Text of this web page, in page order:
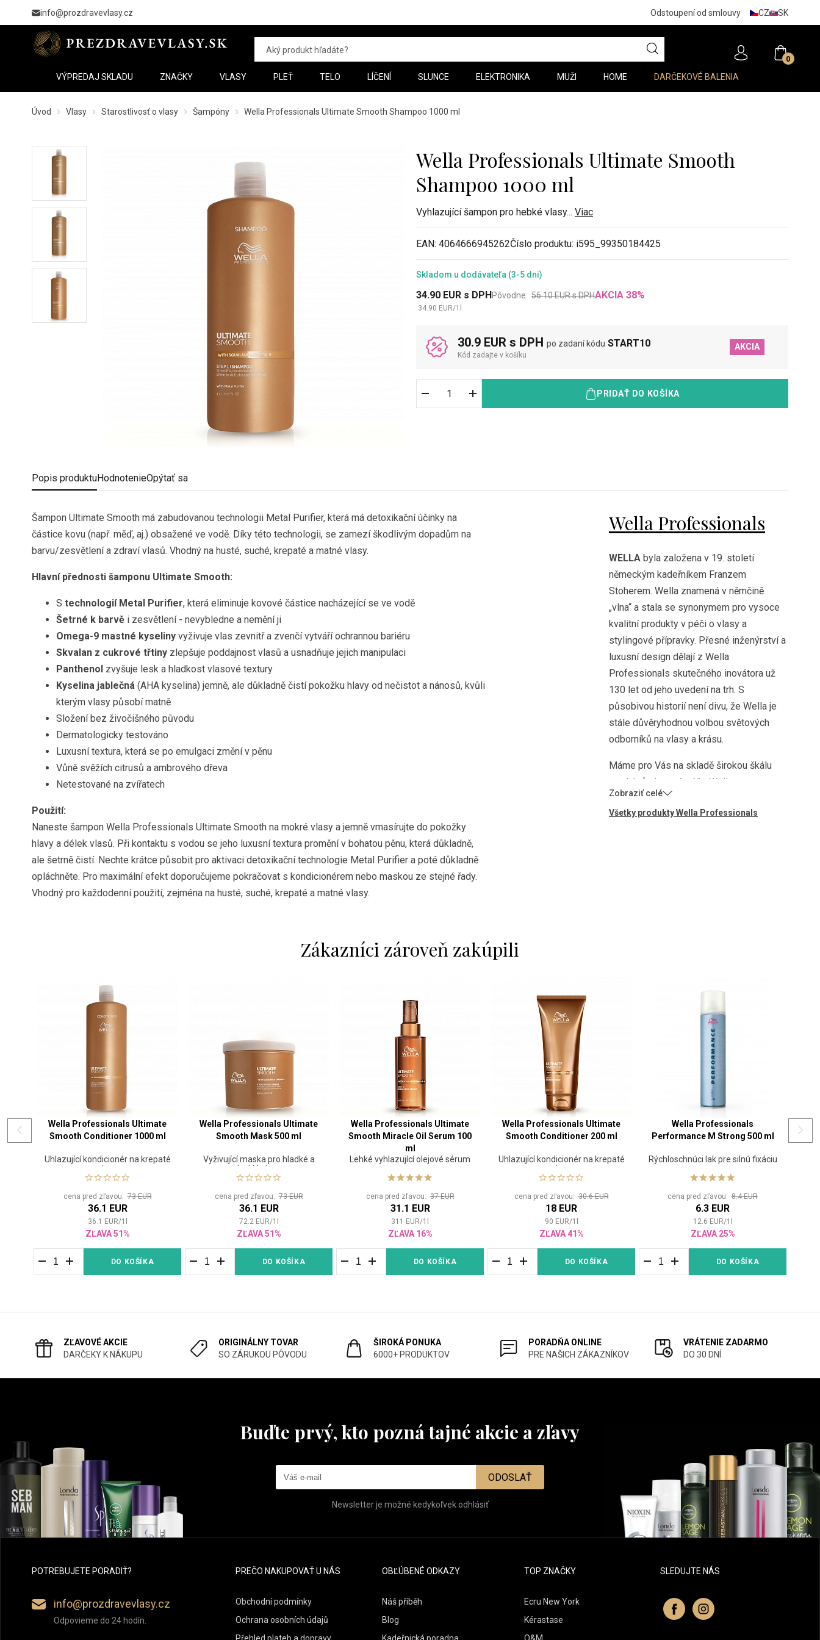
info@prozdravevlasy.cz Odstoupení od smlouvy CZ SK
0
VÝPREDAJ SKLADU ZNAČKY VLASY PLEŤ TELO LÍČENÍ SLUNCE ELEKTRONIKA MUŽI HOME DARČEKOVÉ BALENIA
Úvod Vlasy Starostlivosť o vlasy Šampóny Wella Professionals Ultimate Smooth Shampoo 1000 ml
Wella Professionals Ultimate Smooth
Shampoo 1000 ml
Vyhlazující šampon pro hebké vlasy... Viac
EAN: 4064666945262Číslo produktu: i595_99350184425
Skladom u dodávateľa (3-5 dni)
34.90 EUR s DPH
34.90 EUR/1
Pôvodne: 56.10EURs DPHAKCIA 38%
30.9 EUR s DPH po zadaní kódu START10
Kód zadajte v košíku
AKCIA
PRIDAŤ DO KOŠÍKA
Popis produktuHodnotenieOpýtať sa
Šampon Ultimate Smooth má zabudovanou technologii Metal Purifier, která má detoxikační účinky na
částice kovu (např. měď, aj.) obsažené ve vodě. Díky této technologii, se zamezí škodlivým dopadům na
barvu/zesvětlení a zdraví vlasů. Vhodný na husté, suché, krepaté a matné vlasy.
Hlavní přednosti šamponu Ultimate Smooth:
S technologií Metal Purifier, která eliminuje kovové částice nacházející se ve vodě
Šetrné k barvě i zesvětlení - nevybledne a nemění ji
Omega-9 mastné kyseliny vyživuje vlas zevnitř a zvenčí vytváří ochrannou bariéru
Skvalan z cukrové třtiny zlepšuje poddajnost vlasů a usnadňuje jejich manipulaci
Panthenol zvyšuje lesk a hladkost vlasové textury
Kyselina jablečná (AHA kyselina) jemně, ale důkladně čistí pokožku hlavy od nečistot a nánosů, kvůli
kterým vlasy působí matně
Složení bez živočišného původu
Dermatologicky testováno
Luxusní textura, která se po emulgaci změní v pěnu
Vůně svěžích citrusů a ambrového dřeva
Netestované na zvířatech
Použití:
Naneste šampon Wella Professionals Ultimate Smooth na mokré vlasy a jemně vmasírujte do pokožky
hlavy a délek vlasů. Při kontaktu s vodou se jeho luxusní textura promění v bohatou pěnu, která důkladně,
ale šetrně čistí. Nechte krátce působit pro aktivaci detoxikační technologie Metal Purifier a poté důkladně
opláchněte. Pro maximální efekt doporučujeme pokračovat s kondicionérem nebo maskou ze stejné řady.
Vhodný pro každodenní použití, zejména na husté, suché, krepaté a matné vlasy.
Wella Professionals
WELLA byla založena v 19. století
německým kadeřníkem Franzem
Stoherem. Wella znamená v němčině
„vlna“ a stala se synonymem pro vysoce
kvalitní produkty v péči o vlasy a
stylingové přípravky. Přesné inženýrství a
luxusní design dělají z Wella
Professionals skutečného inovátora už
130 let od jeho uvedení na trh. S
působivou historií není divu, že Wella je
stále důvěryhodnou volbou světových
odborníků na vlasy a krásu.
Máme pro Vás na skladě širokou škálu
produktů vlasové péče Wella
Professionals! Cokoli vaše vlasy chtějí,
Prozdravevlasy mají! Od šamponů a
barvu ve vlasové kutikule, díky čemu
Máte vlasy suché, bez objemu nebo snad
poničené (ať už chemicky nebo tepelně)?
Tyto řady se o to postarají! Zkuste
pro hydrataci,
pro dodání objemu nebo
poškozených vlasů.
Wella je skvělý způsob, jak vrátit vašim
vlasům lesk a dát vám barvu, po které jste
vždy toužili, přímo z pohodlí vašeho
domova za dostupnou cenu!
Všetky produkty Wella Professionals
Zákazníci zároveň zakúpili
Wella Professionals Ultimate
Smooth Conditioner 1000 ml
Uhlazující kondicionér na krepaté
vlasy
cena pred zľavou:73 EUR
36.1 EUR
36.1 EUR/1
ZĽAVA 51%
DO KOŠÍKA
Wella Professionals Ultimate
Smooth Mask 500 ml
Vyživující maska pro hladké a
lesklé vlasy
cena pred zľavou:73 EUR
36.1 EUR
72.2 EUR/1
ZĽAVA 51%
DO KOŠÍKA
Wella Professionals Ultimate
Smooth Miracle Oil Serum 100
ml
Lehké vyhlazující olejové sérum
cena pred zľavou:37 EUR
31.1 EUR
311 EUR/1
ZĽAVA 16%
DO KOŠÍKA
Wella Professionals Ultimate
Smooth Conditioner 200 ml
Uhlazující kondicionér na krepaté
vlasy
cena pred zľavou:30.6 EUR
18 EUR
90 EUR/1
ZĽAVA 41%
DO KOŠÍKA
Wella Professionals
Performance M Strong 500 ml
Rýchloschnúci lak pre silnú fixáciu
cena pred zľavou: 8.4 EUR
6.3 EUR
12.6 EUR/1
ZĽAVA 25%
DO KOŠÍKA
ZĽAVOVÉ AKCIE
DARČEKY K NÁKUPU
ORIGINÁLNY TOVAR
SO ZÁRUKOU PÔVODU
ŠIROKÁ PONUKA
6000+ PRODUKTOV
PORADŇA ONLINE
PRE NAŠICH ZÁKAZNÍKOV
VRÁTENIE ZADARMO
DO 30 DNÍ
Buďte prvý, kto pozná tajné akcie a zľavy
ODOSLAŤ
Newsletter je možné kedykoľvek odhlásiť
POTREBUJETE PORADIŤ?
info@prozdravevlasy.cz
Odpovieme do 24 hodín.
PREČO NAKUPOVAŤ U NÁS
Obchodní podmínky
Ochrana osobních údajů
OBĽÚBENÉ ODKAZY
Náš příběh
Blog
TOP ZNAČKY
Ecru New York
Kérastase
SLEDUJTE NÁS